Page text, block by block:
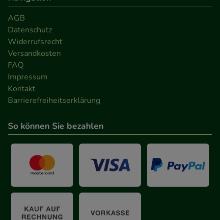
AGB
Datenschutz
Widerrufsrecht
Versandkosten
FAQ
Impressum
Kontakt
Barrierefreiheitserklärung
So können Sie bezahlen